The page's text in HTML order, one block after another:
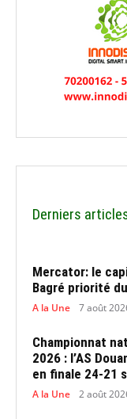
Derniers
Mercator: le
Bagré priorité
A la Une 7 août
Championnat
2026 : l’AS
en finale 24-21
A la Une 2 août